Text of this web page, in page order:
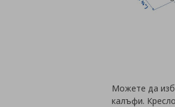
Можете да
калъфи.